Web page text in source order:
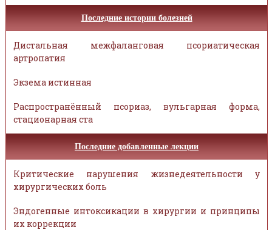
Последние истории болезней
Дистальная межфаланговая псориатическая
артропатия
Экзема истинная
Распространённый псориаз, вульгарная форма,
стационарная ста
Последние добавленные лекции
Критические нарушения жизнедеятельности у
хирургических боль
Эндогенные интоксикации в хирургии и принципы
их коррекции